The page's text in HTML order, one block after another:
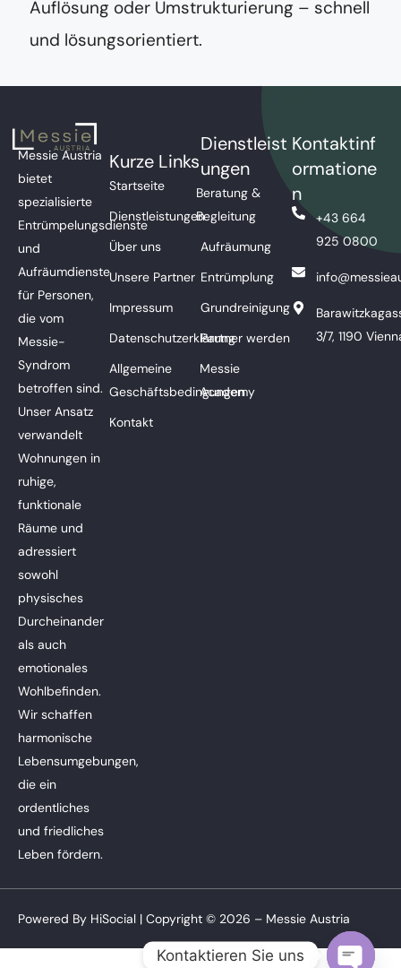
Auflösung oder Umstrukturierung – schnell
und lösungsorientiert.
Messie Austria
bietet
spezialisierte
Entrümpelungsdienste
und
Aufräumdienste
für Personen,
die vom
Messie-
Syndrom
betroffen sind.
Unser Ansatz
verwandelt
Wohnungen in
ruhige,
funktionale
Räume und
adressiert
sowohl
physisches
Durcheinander
als auch
emotionales
Wohlbefinden.
Wir schaffen
harmonische
Lebensumgebungen,
die ein
ordentliches
und friedliches
Leben fördern.
Kurze Links
Startseite
Dienstleistungen
Über uns
Unsere Partner
Impressum
Datenschutzerklärung
Allgemeine
Geschäftsbedingungen
Kontakt
Dienstleist
ungen
Beratung &
Begleitung
Aufräumung
Entrümplung
Grundreinigung
Partner werden
Messie
Academy
Kontaktinf
ormatione
n
+43 664
925 0800
3/7, 1190
Powered By HiSocial | Copyright © 2026 – Messie Austria
Kontaktieren Sie uns